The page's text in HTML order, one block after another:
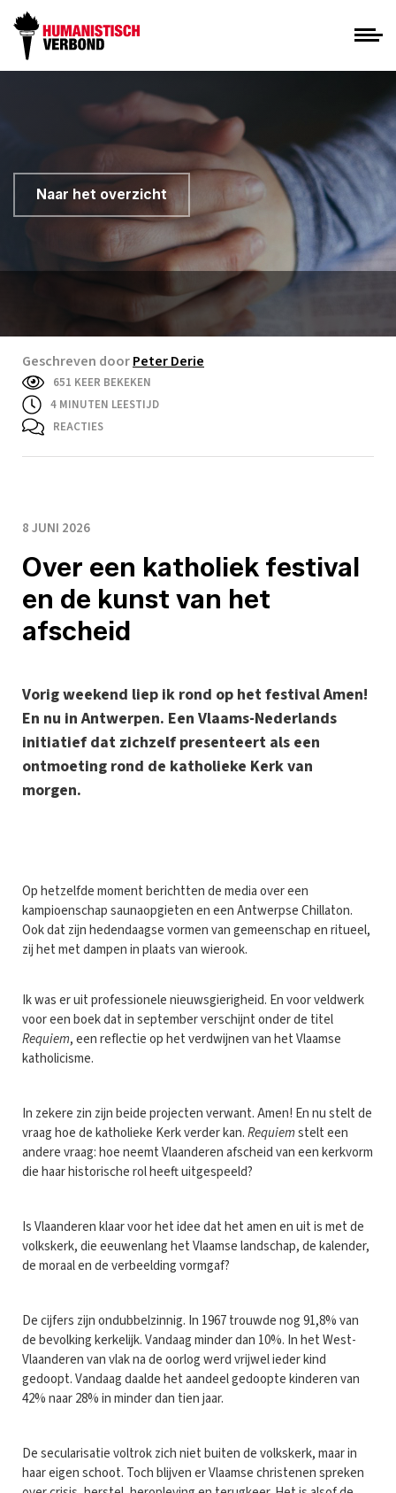
Naar het overzicht
Geschreven doorPeter Derie
651 KEER BEKEKEN
4 MINUTEN LEESTIJD
REACTIES
8 JUNI 2026
Over een katholiek festival
en de kunst van het
afscheid
Vorig weekend liep ik rond op het festival Amen!
En nu in Antwerpen. Een Vlaams-Nederlands
initiatief dat zichzelf presenteert als een
ontmoeting rond de katholieke Kerk van
morgen.
Op hetzelfde moment berichtten de media over een
kampioenschap saunaopgieten en een Antwerpse Chillaton.
Ook dat zijn hedendaagse vormen van gemeenschap en ritueel,
zij het met dampen in plaats van wierook.
Ik was er uit professionele nieuwsgierigheid. En voor veldwerk
voor een boek dat in september verschijnt onder de titel
Requiem, een reflectie op het verdwijnen van het Vlaamse
katholicisme.
In zekere zin zijn beide projecten verwant. Amen! En nu stelt de
vraag hoe de katholieke Kerk verder kan.Requiemstelt een
andere vraag: hoe neemt Vlaanderen afscheid van een kerkvorm
die haar historische rol heeft uitgespeeld?
Is Vlaanderen klaar voor het idee dat het amen en uit is met de
volkskerk, die eeuwenlang het Vlaamse landschap, de kalender,
de moraal en de verbeelding vormgaf?
De cijfers zijn ondubbelzinnig. In 1967 trouwde nog 91,8% van
de bevolking kerkelijk. Vandaag minder dan 10%. In het West-
Vlaanderen van vlak na de oorlog werd vrijwel ieder kind
gedoopt. Vandaag daalde het aandeel gedoopte kinderen van
42% naar 28% in minder dan tien jaar.
De secularisatie voltrok zich niet buiten de volkskerk, maar in
haar eigen schoot. Toch blijven er Vlaamse christenen spreken